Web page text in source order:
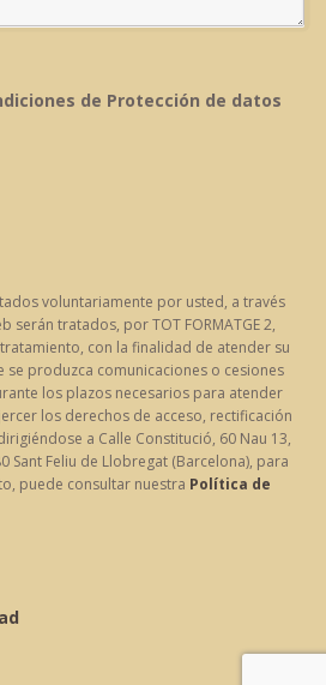
de Protección de datos
voluntariamente por usted, a través
serán tratados, por TOT FORMATGE 2,
con la finalidad de atender su
se produzca comunicaciones o cesiones
los plazos necesarios para atender
los derechos de acceso, rectificación
a Calle Constitució, 60 Nau 13,
Sant Feliu de Llobregat (Barcelona), para
puede consultar nuestra Política de